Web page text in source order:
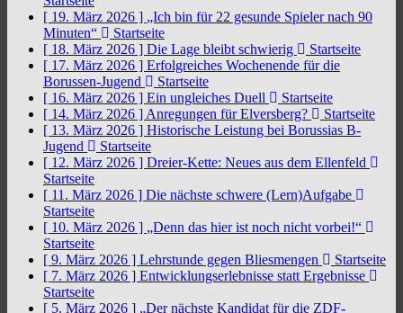
[ 19. März 2026 ] „Ich bin für 22 gesunde Spieler nach 90
Minuten“
Startseite
[ 18. März 2026 ] Die Lage bleibt schwierig
Startseite
[ 17. März 2026 ] Erfolgreiches Wochenende für die
Borussen-Jugend
Startseite
[ 16. März 2026 ] Ein ungleiches Duell
Startseite
[ 14. März 2026 ] Anregungen für Elversberg?
Startseite
[ 13. März 2026 ] Historische Leistung bei Borussias B-
Jugend
Startseite
[ 12. März 2026 ] Dreier-Kette: Neues aus dem Ellenfeld
Startseite
[ 11. März 2026 ] Die nächste schwere (Lern)Aufgabe
Startseite
[ 10. März 2026 ] „Denn das hier ist noch nicht vorbei!“
Startseite
[ 9. März 2026 ] Lehrstunde gegen Bliesmengen
Startseite
[ 7. März 2026 ] Entwicklungserlebnisse statt Ergebnisse
Startseite
[ 5. März 2026 ] „Der nächste Kandidat für die ZDF-